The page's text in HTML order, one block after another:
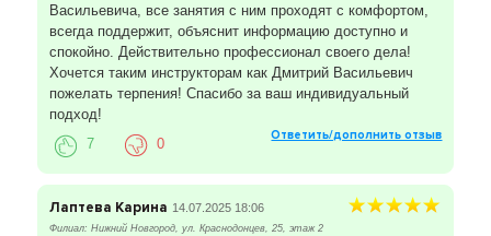
Васильевича, все занятия с ним проходят с комфортом,
всегда поддержит, объяснит информацию доступно и
спокойно. Действительно профессионал своего дела!
Хочется таким инструкторам как Дмитрий Васильевич
пожелать терпения! Спасибо за ваш индивидуальный
подход!
Ответить/дополнить отзыв
7 0
Лаптева Карина 14.07.2025 18:06
Филиал: Нижний Новгород, ул. Краснодонцев, 25, этаж 2